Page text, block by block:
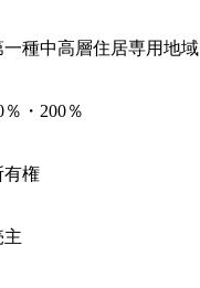
一種中高層住居専用地域
％・200％
有権
主